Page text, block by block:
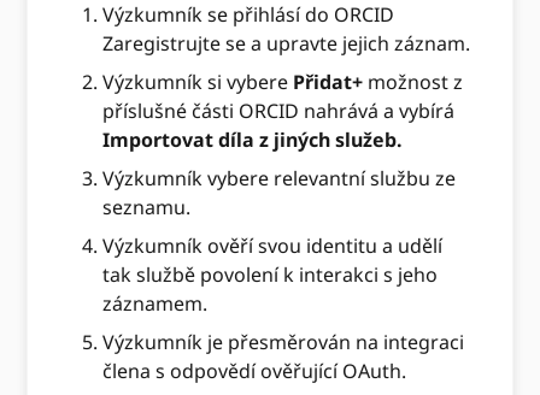
Výzkumník se přihlásí do ORCID
Zaregistrujte se a upravte jejich záznam.
Výzkumník si vybere Přidat+ možnost z
příslušné části ORCID nahrává a vybírá
Importovat díla z jiných služeb.
Výzkumník vybere relevantní službu ze
seznamu.
Výzkumník ověří svou identitu a udělí
tak službě povolení k interakci s jeho
záznamem.
Výzkumník je přesměrován na integraci
člena s odpovědí ověřující OAuth.